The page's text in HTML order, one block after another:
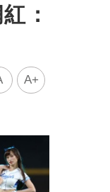
：
A+